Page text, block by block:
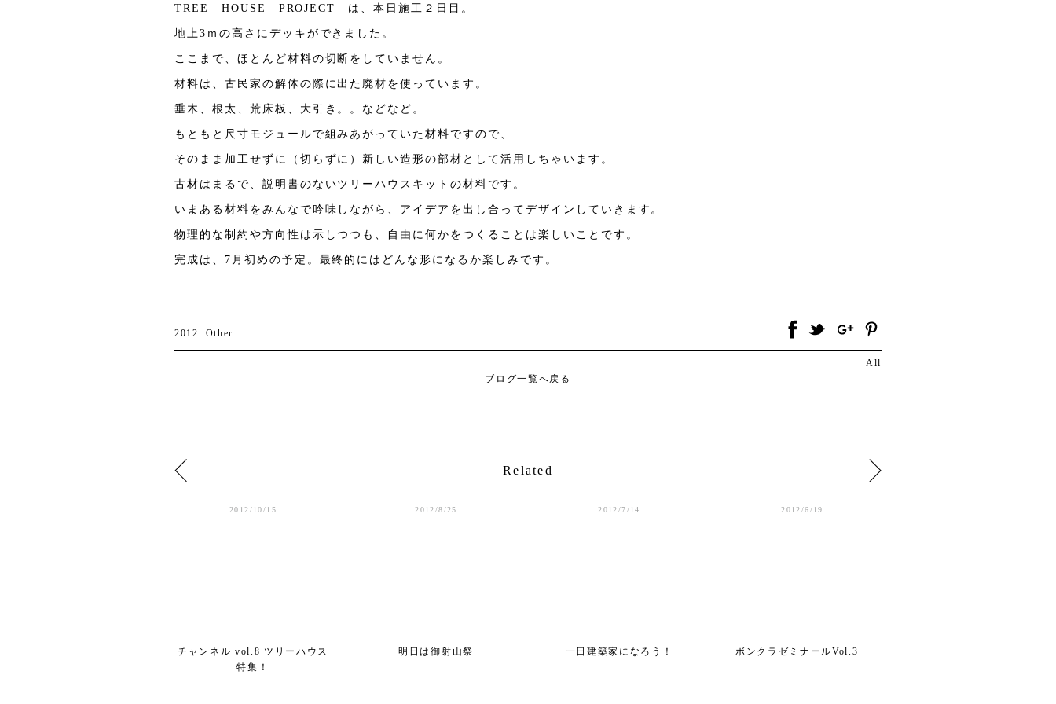
TREE HOUSE PROJECT は、本日施工２日目。
地上3ｍの高さにデッキができました。
ここまで、ほとんど材料の切断をしていません。
材料は、古民家の解体の際に出た廃材を使っています。
垂木、根太、荒床板、大引き。。などなど。
もともと尺寸モジュールで組みあがっていた材料ですので、
そのまま加工せずに（切らずに）新しい造形の部材として活用しちゃいます。
古材はまるで、説明書のないツリーハウスキットの材料です。
いまある材料をみんなで吟味しながら、アイデアを出し合ってデザインしていきます。
物理的な制約や方向性は示しつつも、自由に何かをつくることは楽しいことです。
完成は、7月初めの予定。最終的にはどんな形になるか楽しみです。
2012 Other
ブログ一覧へ戻る
All
Related
2012/10/15
チャンネル vol.8 ツリーハウス
特集！
2012/8/25
明日は御射山祭
2012/7/14
一日建築家になろう！
2012/6/19
ボンクラゼミナールVol.3